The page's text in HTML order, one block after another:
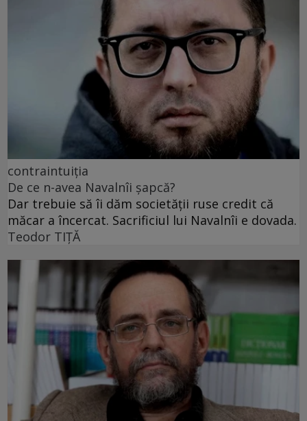
contraintuiția
De ce n-avea Navalnîi șapcă?
Dar trebuie să îi dăm societății ruse credit că
măcar a încercat. Sacrificiul lui Navalnîi e dovada.
Teodor TIŢĂ